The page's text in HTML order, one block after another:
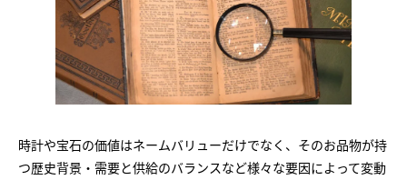
時計や宝石の価値はネームバリューだけでなく、そのお品物が持
つ歴史背景・需要と供給のバランスなど様々な要因によって変動